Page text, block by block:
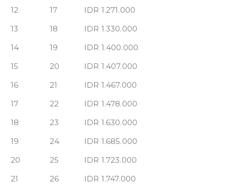
12
17
IDR 1.271.000
13
18
IDR 1.330.000
14
19
IDR 1.400.000
15
20
IDR 1.407.000
16
21
IDR 1.467.000
17
22
IDR 1.478.000
18
23
IDR 1.630.000
19
24
IDR 1.685.000
20
25
IDR 1.723.000
21
26
IDR 1.747.000